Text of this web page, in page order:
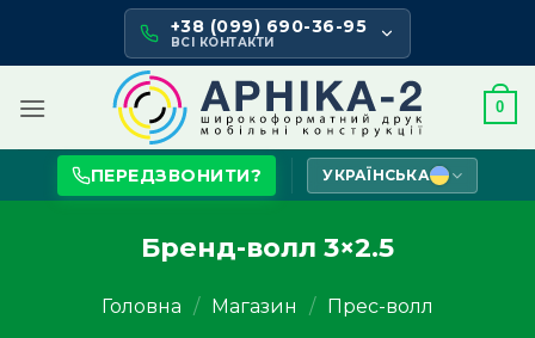
content
+38 (099) 690-36-95
ВСІ КОНТАКТИ
0
ПЕРЕДЗВОНИТИ? УКРАЇНСЬКА
Бренд-волл 3×2.5
Головна / Магазин / Прес-волл